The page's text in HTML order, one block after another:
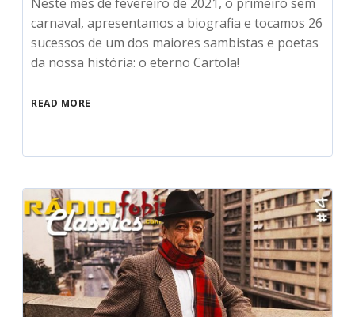
carnaval, apresentamos a biografia e tocamos 26
sucessos de um dos maiores sambistas e poetas
da nossa história: o eterno Cartola!
READ MORE